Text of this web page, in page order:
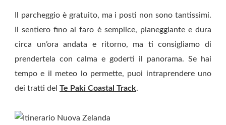
Il parcheggio è gratuito, ma i posti non sono tantissimi.
Il sentiero fino al faro è semplice, pianeggiante e dura
circa un’ora andata e ritorno, ma ti consigliamo di
prendertela con calma e goderti il panorama. Se hai
tempo e il meteo lo permette, puoi intraprendere uno
dei tratti del Te Paki Coastal Track.